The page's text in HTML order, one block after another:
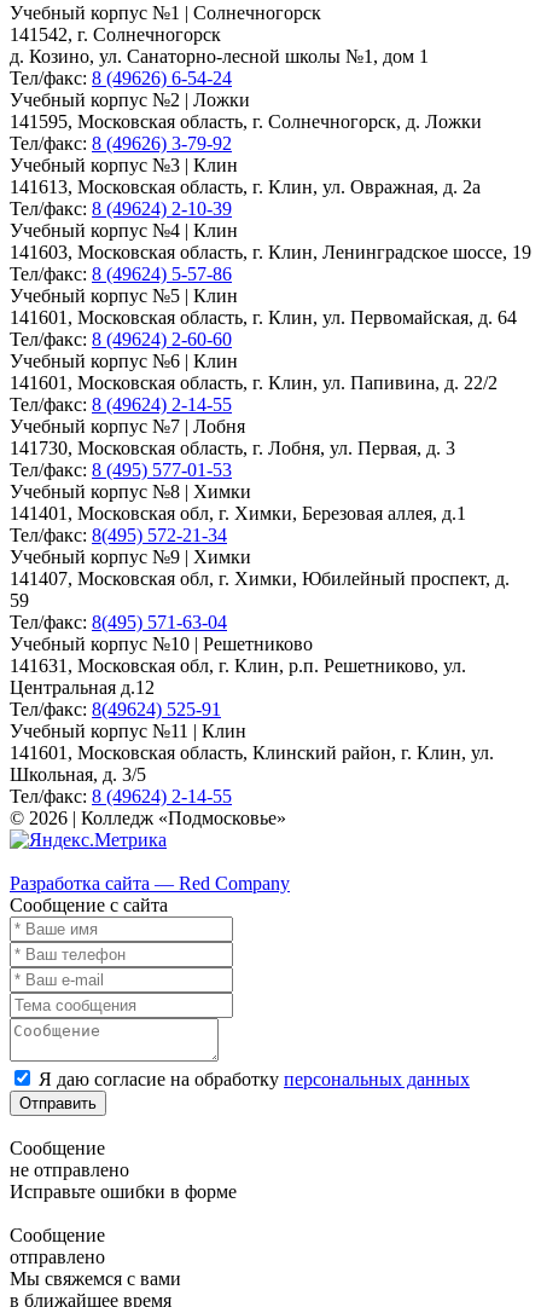
Учебный корпус №1 | Солнечногорск
141542, г. Солнечногорск
д. Козино, ул. Санаторно-лесной школы №1, дом 1
Тел/факс: 8 (49626) 6-54-24
Учебный корпус №2 | Ложки
141595, Московская область, г. Солнечногорск, д. Ложки
Тел/факс: 8 (49626) 3-79-92
Учебный корпус №3 | Клин
141613, Московская область, г. Клин, ул. Овражная, д. 2а
Тел/факс: 8 (49624) 2-10-39
Учебный корпус №4 | Клин
141603, Московская область, г. Клин, Ленинградское шоссе, 19
Тел/факс: 8 (49624) 5-57-86
Учебный корпус №5 | Клин
141601, Московская область, г. Клин, ул. Первомайская, д. 64
Тел/факс: 8 (49624) 2-60-60
Учебный корпус №6 | Клин
141601, Московская область, г. Клин, ул. Папивина, д. 22/2
Тел/факс: 8 (49624) 2-14-55
Учебный корпус №7 | Лобня
141730, Московская область, г. Лобня, ул. Первая, д. 3
Тел/факс: 8 (495) 577-01-53
Учебный корпус №8 | Химки
141401, Московская обл, г. Химки, Березовая аллея, д.1
Тел/факс: 8(495) 572-21-34
Учебный корпус №9 | Химки
141407, Московская обл, г. Химки, Юбилейный проспект, д.
59
Тел/факс: 8(495) 571-63-04
Учебный корпус №10 | Решетниково
141631, Московская обл, г. Клин, р.п. Решетниково, ул.
Центральная д.12
Тел/факс: 8(49624) 525-91
Учебный корпус №11 | Клин
141601, Московская область, Клинский район, г. Клин, ул.
Школьная, д. 3/5
Тел/факс: 8 (49624) 2-14-55
© 2026 | Колледж «Подмосковье»
Разработка сайта — Red Company
Сообщение с сайта
Я даю согласие на обработку персональных данных
Отправить
Сообщение
не отправлено
Исправьте ошибки в форме
Сообщение
отправлено
Мы свяжемся с вами
в ближайшее время